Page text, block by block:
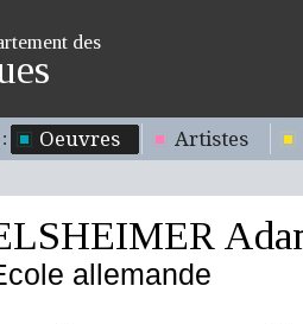
des
Oeuvres Artistes
allemande